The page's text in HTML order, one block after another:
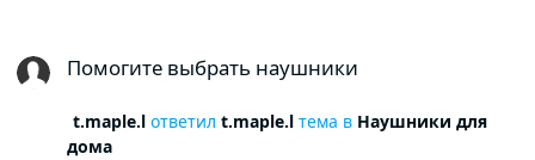
Помогите выбрать наушники
t.maple.lответил t.maple.lтема в Наушники для
дома